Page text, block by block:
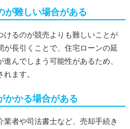
が難しい場合がある
けるのが競売よりも難しいことが
が長引くことで、住宅ローンの延
んでしまう可能性があるため、
ます。
かかる場合がある
者や司法書士など、売却手続き